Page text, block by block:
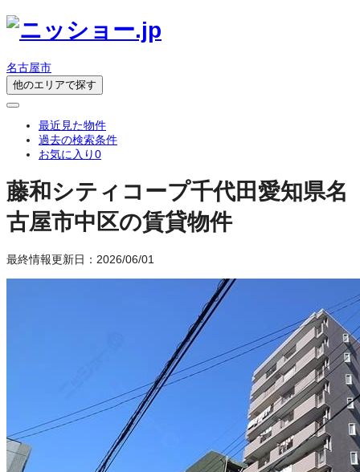
名古屋市
他のエリアで探す
最近見た物件
過去の検索条件
お気に入り0
藤和シティコープ千代田 愛知県名
古屋市中区の賃貸物件
最終情報更新日：2026/06/01